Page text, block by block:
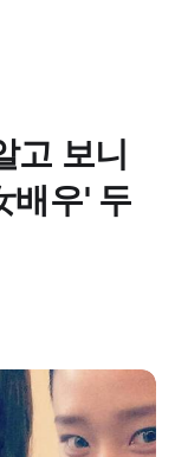
고 보니
배우' 두